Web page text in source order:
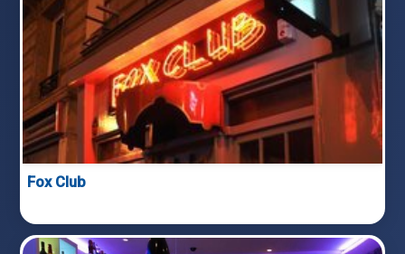
Fox Club